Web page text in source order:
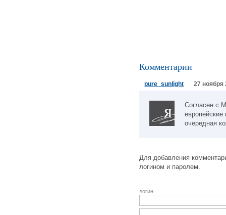
Комментарии
pure_sunlight 27 ноября
Согласен с
очередная
Для добавления
логином и паролем.
логин